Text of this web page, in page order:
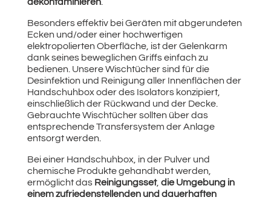
dekontaminieren.
Besonders effektiv bei Geräten mit abgerundeten
Ecken und/oder einer hochwertigen
elektropolierten Oberfläche, ist der Gelenkarm
dank seines beweglichen Griffs einfach zu
bedienen. Unsere Wischtücher sind für die
Desinfektion und Reinigung aller Innenflächen der
Handschuhbox oder des Isolators konzipiert,
einschließlich der Rückwand und der Decke.
Gebrauchte Wischtücher sollten über das
entsprechende Transfersystem der Anlage
entsorgt werden.
Bei einer Handschuhbox, in der Pulver und
chemische Produkte gehandhabt werden,
ermöglicht das Reinigungsset, die Umgebung in
einem zufriedenstellenden und dauerhaften